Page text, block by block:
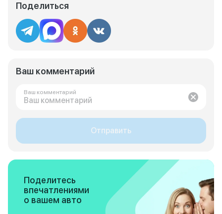
Поделиться
Ваш комментарий
Ваш комментарий
Отправить
Поделитесь
впечатлениями
о вашем авто